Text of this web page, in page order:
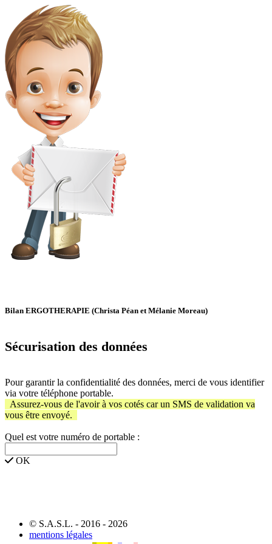
Bilan ERGOTHERAPIE (Christa Péan et Mélanie Moreau)
Sécurisation des données
Pour garantir la confidentialité des données, merci de vous identifier
via votre téléphone portable.
Assurez-vous de l'avoir à vos cotés car un SMS de validation va
vous être envoyé.
Quel est votre numéro de portable :
OK
© S.A.S.L. - 2016 - 2026
mentions légales